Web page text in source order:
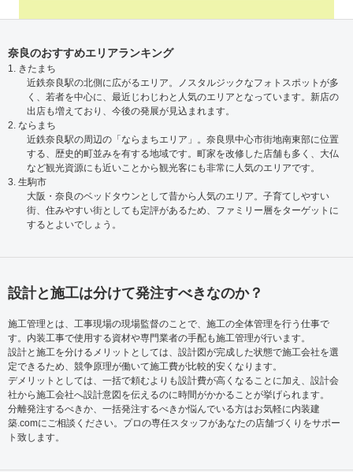
奈良のおすすめエリアランキング
1. きたまち
近鉄奈良駅の北側に広がるエリア。ノスタルジックなフォトスポットが多
く、若者を中心に、最近じわじわと人気のエリアとなっています。新店の
出店も増えており、今後の発展が見込まれます。
2. ならまち
近鉄奈良駅の周辺の「ならまちエリア」。奈良県中心市街地南東部に位置
する、歴史的町並みを有する地域です。町家を改修した店舗も多く、大仏
など観光資源にも近いことから観光客にも非常に人気のエリアです。
3. 生駒市
大阪・奈良のベッドタウンとして昔から人気のエリア。子育てしやすい
街、住みやすい街としても定評があるため、ファミリー層をターゲットに
するとよいでしょう。
設計と施工は分けて発注すべきなのか？
施工管理とは、工事現場の現場監督のことで、施工の全体管理を行う仕事で
す。内装工事で使用する資材や専門業者の手配も施工管理が行います。
設計と施工を分けるメリットとしては、設計図が完成した状態で施工会社を選
定できるため、競争原理が働いて施工費が比較的安くなります。
デメリットとしては、一括で頼むよりも設計費が高くなることに加え、設計会
社から施工会社へ設計意図を伝えるのに時間がかかることが挙げられます。
分離発注するべきか、一括発注するべきか悩んでいる方はお気軽に内装建
築.comにご相談ください。プロの専任スタッフがあなたの店舗づくりをサポー
ト致します。